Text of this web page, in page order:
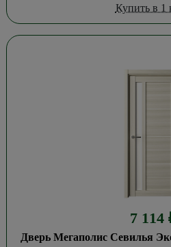
Купить в 1
7 114
Дверь Мегаполис Севилья